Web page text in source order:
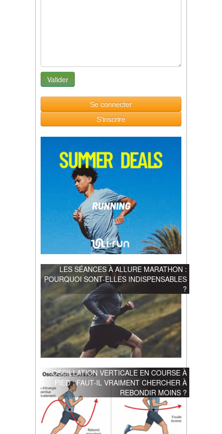
Se connecter
S'inscrire
LES SÉANCES À ALLURE MARATHON :
POURQUOI SONT-ELLES INDISPENSABLES
?
OSCILLATION VERTICALE EN COURSE À
PIED : FAUT-IL VRAIMENT CHERCHER À
REBONDIR MOINS ?